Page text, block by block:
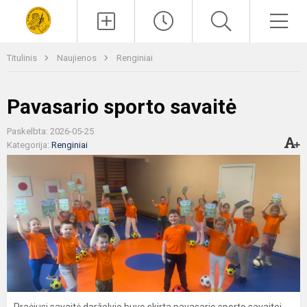
Titulinis Naujienos Renginiai
Pavasario sporto savaitė
Paskelbta: 2026-05-25
Kategorija: Renginiai